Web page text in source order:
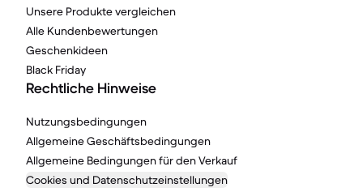
Unsere Produkte vergleichen
Alle Kundenbewertungen
Geschenkideen
Black Friday
Rechtliche Hinweise
Nutzungsbedingungen
Allgemeine Geschäftsbedingungen
Allgemeine Bedingungen für den Verkauf
Cookies und Datenschutzeinstellungen